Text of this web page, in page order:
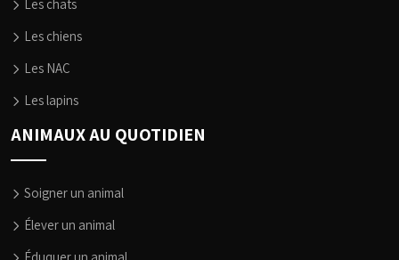
Les chats
Les chiens
Les NAC
Les lapins
ANIMAUX AU QUOTIDIEN
Soigner un animal
Élever un animal